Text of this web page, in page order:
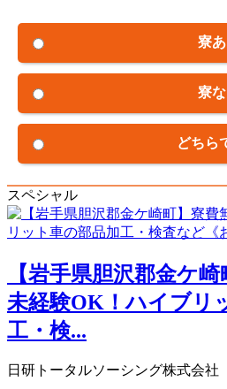
寮あ
寮
どちら
スペシャル
【岩手県胆沢郡金ケ崎
未経験OK！ハイブリ
工・検...
日研トータルソーシング株式会社